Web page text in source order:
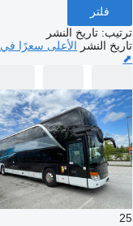
فلتر
ترتيب: تاريخ النشر
تاريخ النشر الأعلى سعرًا
⬈
25